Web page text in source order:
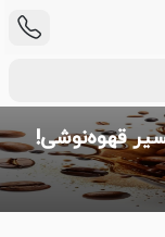
قهوه‌نوشی!